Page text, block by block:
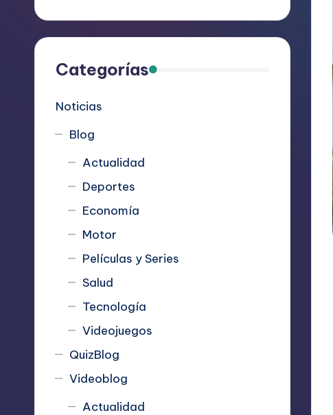
R
e
Categorías
Noticias
Blog
Actualidad
Deportes
Economía
Motor
Películas y Series
Salud
Tecnología
Videojuegos
QuizBlog
Videoblog
Actualidad